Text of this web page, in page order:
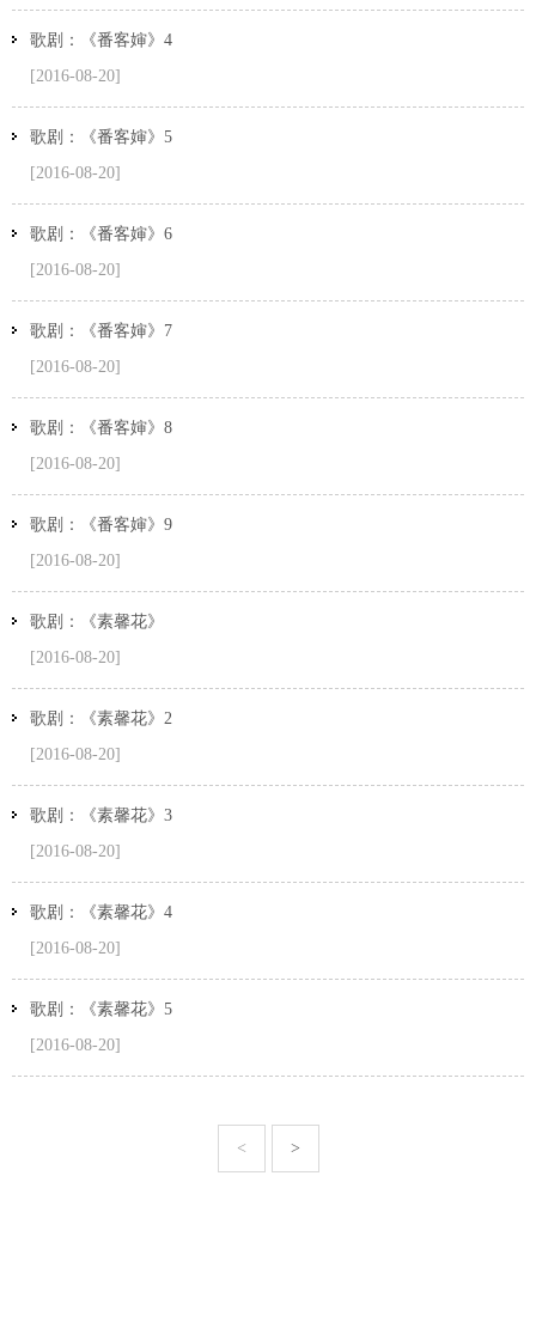
歌剧：《番客婶》4
[2016-08-20]
歌剧：《番客婶》5
[2016-08-20]
歌剧：《番客婶》6
[2016-08-20]
歌剧：《番客婶》7
[2016-08-20]
歌剧：《番客婶》8
[2016-08-20]
歌剧：《番客婶》9
[2016-08-20]
歌剧：《素馨花》
[2016-08-20]
歌剧：《素馨花》2
[2016-08-20]
歌剧：《素馨花》3
[2016-08-20]
歌剧：《素馨花》4
[2016-08-20]
歌剧：《素馨花》5
[2016-08-20]
< >